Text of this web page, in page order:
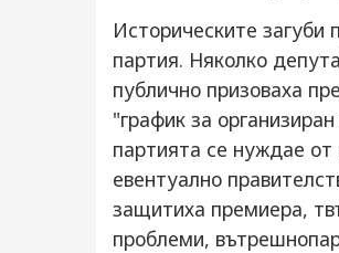
Историческите загуби
партия. Няколко
публично призоваха
"график за
партията се нуждае от
евентуално
защитиха премиера,
проблеми,